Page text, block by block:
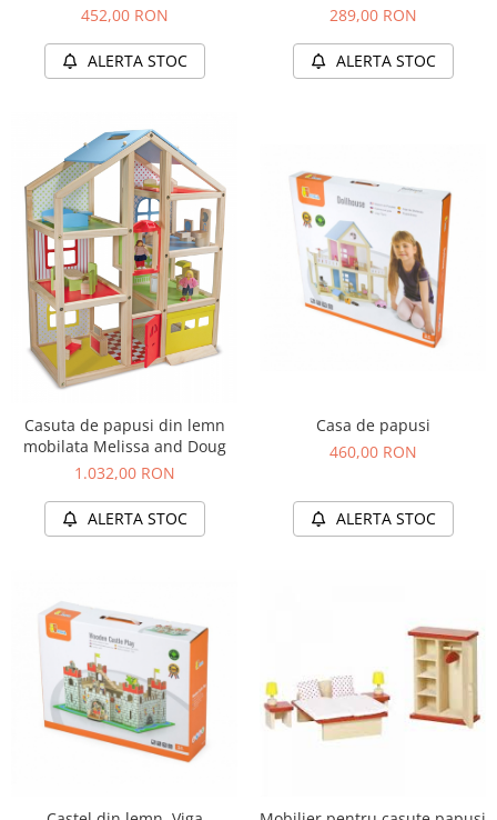
452,00 RON
ALERTA STOC
289,00 RON
ALERTA STOC
Casuta de papusi din lemn
mobilata Melissa and Doug
1.032,00 RON
ALERTA STOC
Casa de papusi
460,00 RON
ALERTA STOC